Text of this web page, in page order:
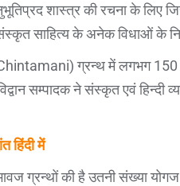
शास्त्र की रचना के लिए
साहित्य के अनेक विधाओं के
ग्रन्थ में लगभग 150
सम्पादक ने संस्कृत एवं
हिंदी में
ग्रन्थों की है उतनी संख्या